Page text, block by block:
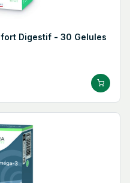
Digestif - 30 Gelules